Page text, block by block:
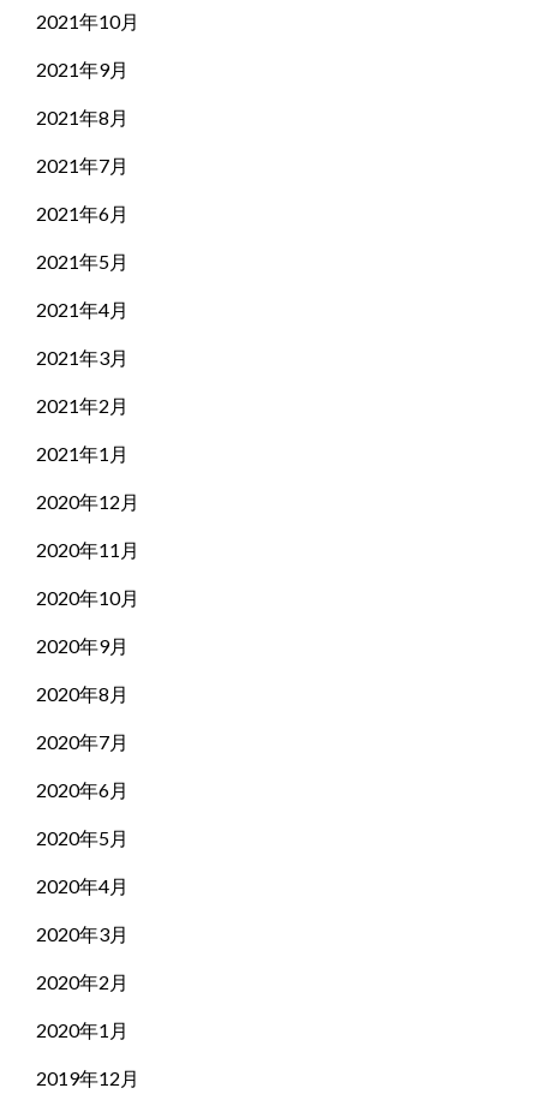
2021年10月
2021年9月
2021年8月
2021年7月
2021年6月
2021年5月
2021年4月
2021年3月
2021年2月
2021年1月
2020年12月
2020年11月
2020年10月
2020年9月
2020年8月
2020年7月
2020年6月
2020年5月
2020年4月
2020年3月
2020年2月
2020年1月
2019年12月